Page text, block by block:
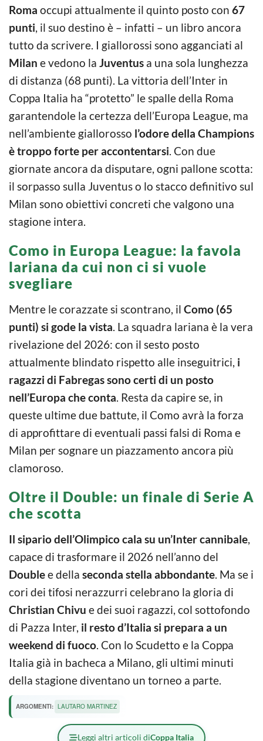
Roma occupi attualmente il quinto posto con 67
punti, il suo destino è – infatti – un libro ancora
tutto da scrivere. I giallorossi sono agganciati al
Milan e vedono la Juventus a una sola lunghezza
di distanza (68 punti). La vittoria dell’Inter in
Coppa Italia ha “protetto” le spalle della Roma
garantendole la certezza dell’Europa League, ma
nell’ambiente giallorosso l’odore della Champions
è troppo forte per accontentarsi. Con due
giornate ancora da disputare, ogni pallone scotta:
il sorpasso sulla Juventus o lo stacco definitivo sul
Milan sono obiettivi concreti che valgono una
stagione intera.
Como in Europa League: la favola
lariana da cui non ci si vuole
svegliare
Mentre le corazzate si scontrano, il Como (65
punti) si gode la vista. La squadra lariana è la vera
rivelazione del 2026: con il sesto posto
attualmente blindato rispetto alle inseguitrici, i
ragazzi di Fabregas sono certi di un posto
nell’Europa che conta. Resta da capire se, in
queste ultime due battute, il Como avrà la forza
di approfittare di eventuali passi falsi di Roma e
Milan per sognare un piazzamento ancora più
clamoroso.
Oltre il Double: un finale di Serie A
che scotta
Il sipario dell’Olimpico cala su un’Inter cannibale,
capace di trasformare il 2026 nell’anno del
Doublee della seconda stella abbondante. Ma se i
cori dei tifosi nerazzurri celebrano la gloria di
Christian Chivu e dei suoi ragazzi, col sottofondo
di Pazza Inter, il resto d’Italia si prepara a un
weekend di fuoco. Con lo Scudetto e la Coppa
Italia già in bacheca a Milano, gli ultimi minuti
della stagione diventano un torneo a parte.
ARGOMENTI: LAUTARO MARTINEZ
Leggi altri articoli diCoppa Italia